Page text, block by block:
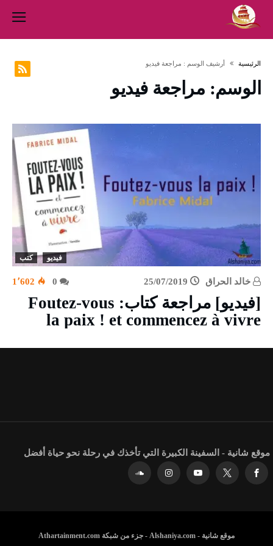
‫الرئيسية‬ ‫أرشيف الوسم :‬ مراجعة فيديو
الوسم: مراجعة فيديو
فيديو كتب
خالد الحراق 25/07/2019 1٬602
[فيديو] مراجعة كتاب: Foutez-vous
la paix ! et commencez à vivre
موقع شانية - السفينة الكبيرة التي تأخذك في رحلة نحو حياة أفضل
موقع شانية - Alshaniya.com - جزء من شبكة Athartainment.com